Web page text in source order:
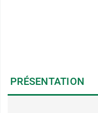
PRÉSENTATION